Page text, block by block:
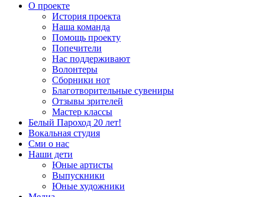
О проекте
История проекта
Наша команда
Помощь проекту
Попечители
Нас поддерживают
Волонтеры
Сборники нот
Благотворительные сувениры
Отзывы зрителей
Мастер классы
Белый Пароход 20 лет!
Вокальная студия
Сми о нас
Наши дети
Юные артисты
Выпускники
Юные художники